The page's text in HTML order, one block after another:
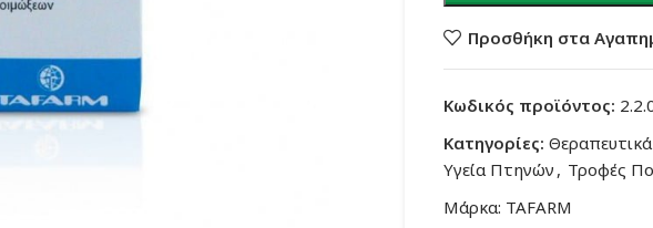
Προσθήκη στα
Κωδικός προϊόντος:
Κατηγορίες:
Υγεία Πτηνών , Τροφές
Μάρκα: TAFARM